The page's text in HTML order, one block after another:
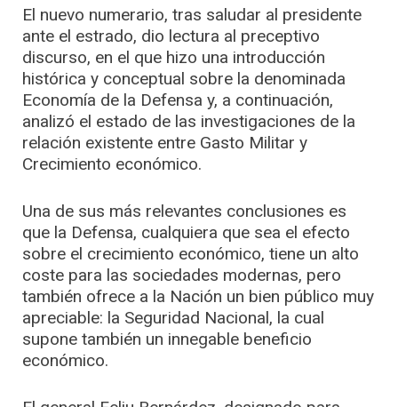
El nuevo numerario, tras saludar al presidente
ante el estrado, dio lectura al preceptivo
discurso, en el que hizo una introducción
histórica y conceptual sobre la denominada
Economía de la Defensa y, a continuación,
analizó el estado de las investigaciones de la
relación existente entre Gasto Militar y
Crecimiento económico.
Una de sus más relevantes conclusiones es
que la Defensa, cualquiera que sea el efecto
sobre el crecimiento económico, tiene un alto
coste para las sociedades modernas, pero
también ofrece a la Nación un bien público muy
apreciable: la Seguridad Nacional, la cual
supone también un innegable beneficio
económico.